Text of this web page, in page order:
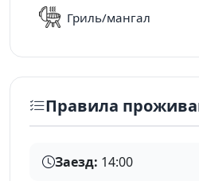
Гриль/мангал
Правила
Заезд: 14:00